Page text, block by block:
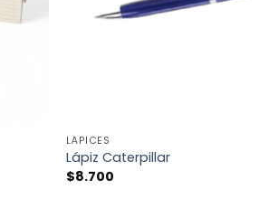
LÁPICES
Lápiz Caterpillar
$8.700